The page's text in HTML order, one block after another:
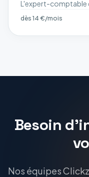
L'expert-comptable
dès 14 €/mois
Besoin
Nos équipes